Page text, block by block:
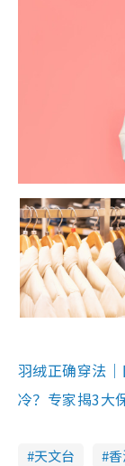
羽绒正确穿法
冷？专家揭3大
天文台